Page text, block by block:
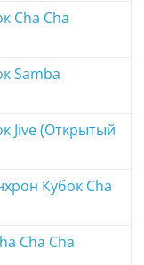
Cha Cha
Samba
Jive (Открытый
Кубок Cha
Cha Cha